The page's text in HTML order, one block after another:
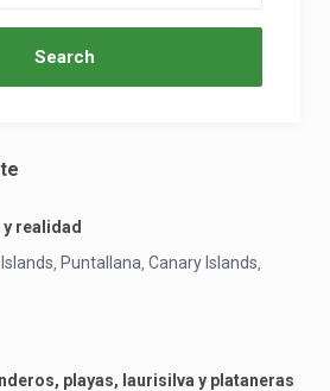
y realidad
, Puntallana, Canary Islands,
playas, laurisilva y plataneras